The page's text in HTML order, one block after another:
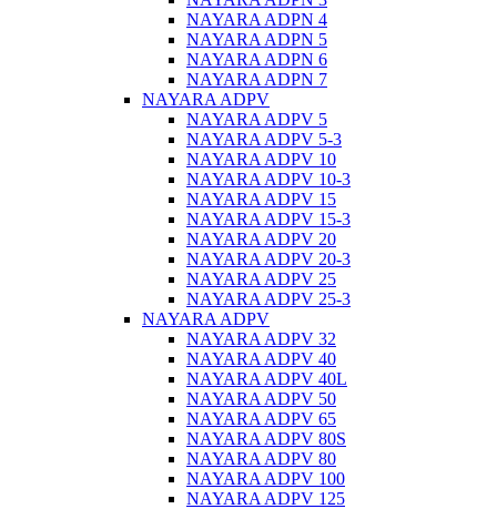
NAYARA ADPN 4
NAYARA ADPN 5
NAYARA ADPN 6
NAYARA ADPN 7
NAYARA ADPV
NAYARA ADPV 5
NAYARA ADPV 5-3
NAYARA ADPV 10
NAYARA ADPV 10-3
NAYARA ADPV 15
NAYARA ADPV 15-3
NAYARA ADPV 20
NAYARA ADPV 20-3
NAYARA ADPV 25
NAYARA ADPV 25-3
NAYARA ADPV
NAYARA ADPV 32
NAYARA ADPV 40
NAYARA ADPV 40L
NAYARA ADPV 50
NAYARA ADPV 65
NAYARA ADPV 80S
NAYARA ADPV 80
NAYARA ADPV 100
NAYARA ADPV 125